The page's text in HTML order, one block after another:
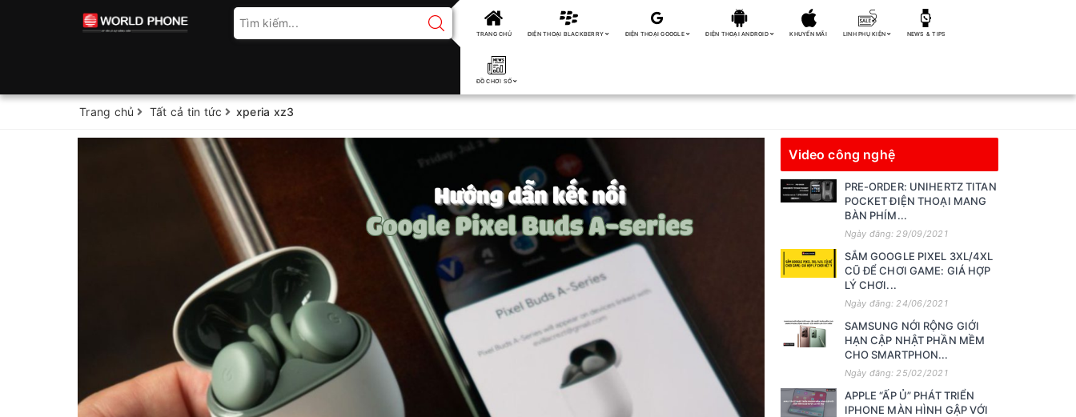
TRANG CHỦ ĐIỆN THOẠI BLACKBERRY ĐIỆN THOẠI GOOGLE ĐIỆN THOẠI ANDROID KHUYẾN MÃI LINH PHỤ KIỆN NEWS & TIPS
ĐỒ CHƠI SỐ
Trang chủ Tất cả tin tức xperia xz3
Video công nghệ
PRE-ORDER: UNIHERTZ TITAN
POCKET ĐIỆN THOẠI MANG
BÀN PHÍM...
Ngày đăng: 29/09/2021
SẮM GOOGLE PIXEL 3XL/4XL
CŨ ĐỂ CHƠI GAME: GIÁ HỢP
LÝ CHƠI...
Ngày đăng: 24/06/2021
SAMSUNG NỚI RỘNG GIỚI
HẠN CẬP NHẬT PHẦN MỀM
CHO SMARTPHON...
Ngày đăng: 25/02/2021
APPLE “ẤP Ủ” PHÁT TRIỂN
IPHONE MÀN HÌNH GẬP VỚI